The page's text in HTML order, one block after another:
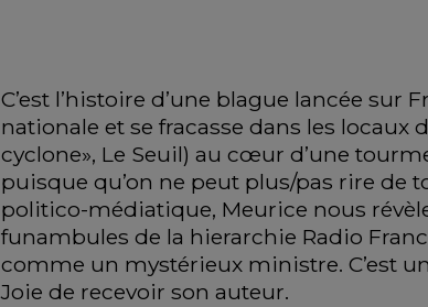
C’est l’histoire d’une blague lancée
nationale et se fracasse dans les locaux
cyclone», Le Seuil) au cœur d’une
puisque qu’on ne peut plus/pas rire de
politico-médiatique, Meurice nous
funambules de la hierarchie Radio
comme un mystérieux ministre. C’est
Joie de recevoir son auteur.